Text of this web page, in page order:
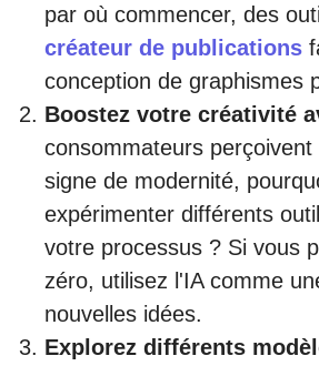
par où commencer, des
créateur de publications
conception de graphismes
Boostez votre créativité
consommateurs perçoivent
signe de modernité,
expérimenter différents
votre processus ? Si vous
zéro, utilisez l'IA comme
nouvelles idées.
Explorez différents